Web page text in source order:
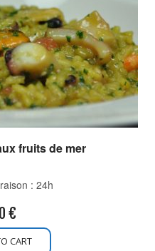
fruits de mer
: 24h
€
CART